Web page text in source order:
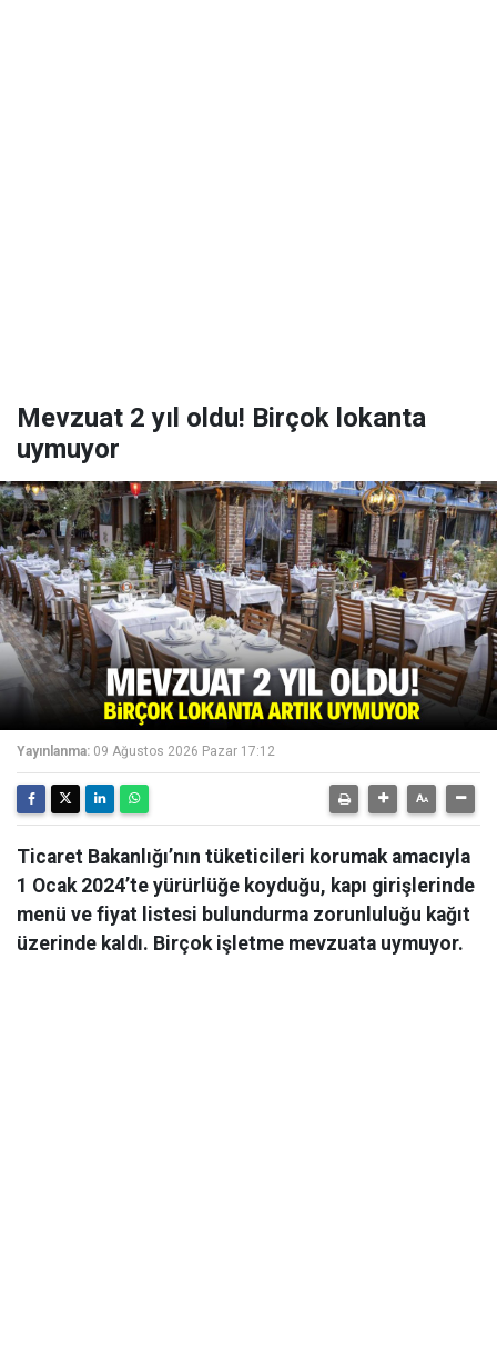
Mevzuat 2 yıl oldu! Birçok lokanta
uymuyor
Yayınlanma: 09 Ağustos 2026 Pazar 17:12
Ticaret Bakanlığı’nın tüketicileri korumak amacıyla
1 Ocak 2024’te yürürlüğe koyduğu, kapı girişlerinde
menü ve fiyat listesi bulundurma zorunluluğu kağıt
üzerinde kaldı. Birçok işletme mevzuata uymuyor.